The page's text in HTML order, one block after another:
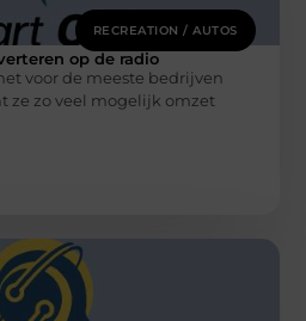
RECREATION / AUTOS
op de radio
voor de meeste bedrijven
ze zo veel mogelijk omzet